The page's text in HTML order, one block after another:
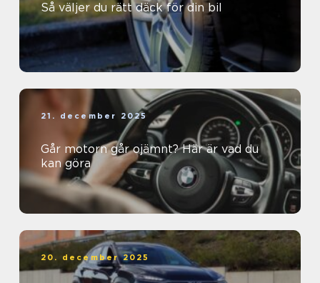
Så väljer du rätt däck för din bil
21. december 2025
Går motorn går ojämnt? Här är vad du
kan göra
20. december 2025